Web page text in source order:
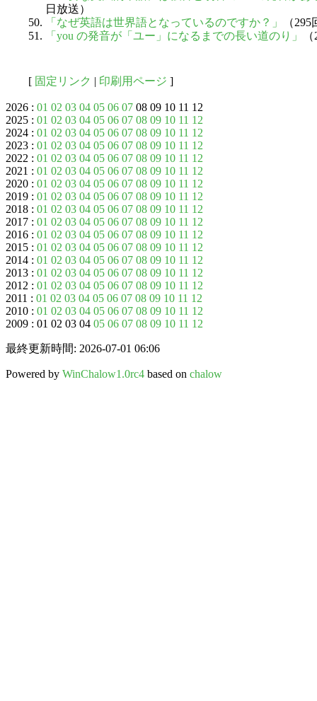
日放送）
「なぜ英語は世界語となっているのですか？」
（
「you の発音が「ユー」になるまでの長い道のり」
[ 固定リンク | 印刷用ページ ]
2026 : 01 02 03 04 05 06 07 08 09 10 11 12
2025 : 01 02 03 04 05 06 07 08 09 10 11 12
2024 : 01 02 03 04 05 06 07 08 09 10 11 12
2023 : 01 02 03 04 05 06 07 08 09 10 11 12
2022 : 01 02 03 04 05 06 07 08 09 10 11 12
2021 : 01 02 03 04 05 06 07 08 09 10 11 12
2020 : 01 02 03 04 05 06 07 08 09 10 11 12
2019 : 01 02 03 04 05 06 07 08 09 10 11 12
2018 : 01 02 03 04 05 06 07 08 09 10 11 12
2017 : 01 02 03 04 05 06 07 08 09 10 11 12
2016 : 01 02 03 04 05 06 07 08 09 10 11 12
2015 : 01 02 03 04 05 06 07 08 09 10 11 12
2014 : 01 02 03 04 05 06 07 08 09 10 11 12
2013 : 01 02 03 04 05 06 07 08 09 10 11 12
2012 : 01 02 03 04 05 06 07 08 09 10 11 12
2011 : 01 02 03 04 05 06 07 08 09 10 11 12
2010 : 01 02 03 04 05 06 07 08 09 10 11 12
2009 : 01 02 03 04 05 06 07 08 09 10 11 12
最終更新時間: 2026-07-01 06:06
Powered by WinChalow1.0rc4 based on chalow